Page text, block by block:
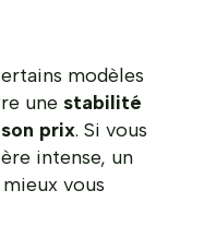
modèles
une stabilité
prix. Si vous
intense, un
vous